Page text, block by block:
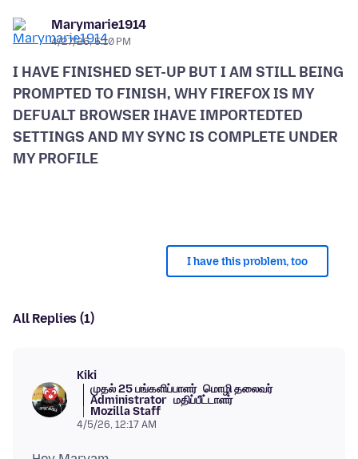
Marymarie1914
4/27/26, 5:10 PM
I HAVE FINISHED SET-UP BUT I AM STILL BEING
PROMPTED TO FINISH, WHY FIREFOX IS MY
DEFUALT BROWSER IHAVE IMPORTEDTED
SETTINGS AND MY SYNC IS COMPLETE UNDER
I have this problem, too
All Replies (1)
Kiki
முதல் 25 பங்களிப்பாளர் மொழி தலைவர்
Administrator மதிப்பீட்டாளர்
Mozilla Staff
4/5/26, 12:17 AM